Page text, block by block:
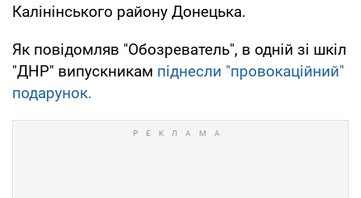
Калінінського району Донецька.
Як повідомляв "Обозреватель", в одній зі шкіл
"ДНР" випускникам піднесли "провокаційний"
подарунок.